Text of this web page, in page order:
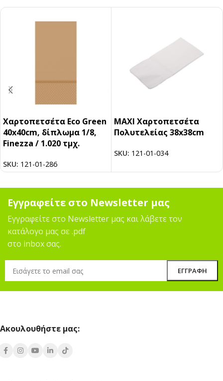
Χαρτοπετσέτα Eco Green
40x40cm, δίπλωμα 1/8,
Finezza / 1.020 τμχ.
SKU: 121-01-286
MAXI Χαρτοπετσέτα
Πολυτελείας 38x38cm
SKU: 121-01-034
Εγγραφείτε στο Newsletter μας
Εγγραφείτε στο Newsletter μας και λάβετε τον
κατάλογο μας σε .pdf
στο inbox σας.
Ακουλουθήστε μας: